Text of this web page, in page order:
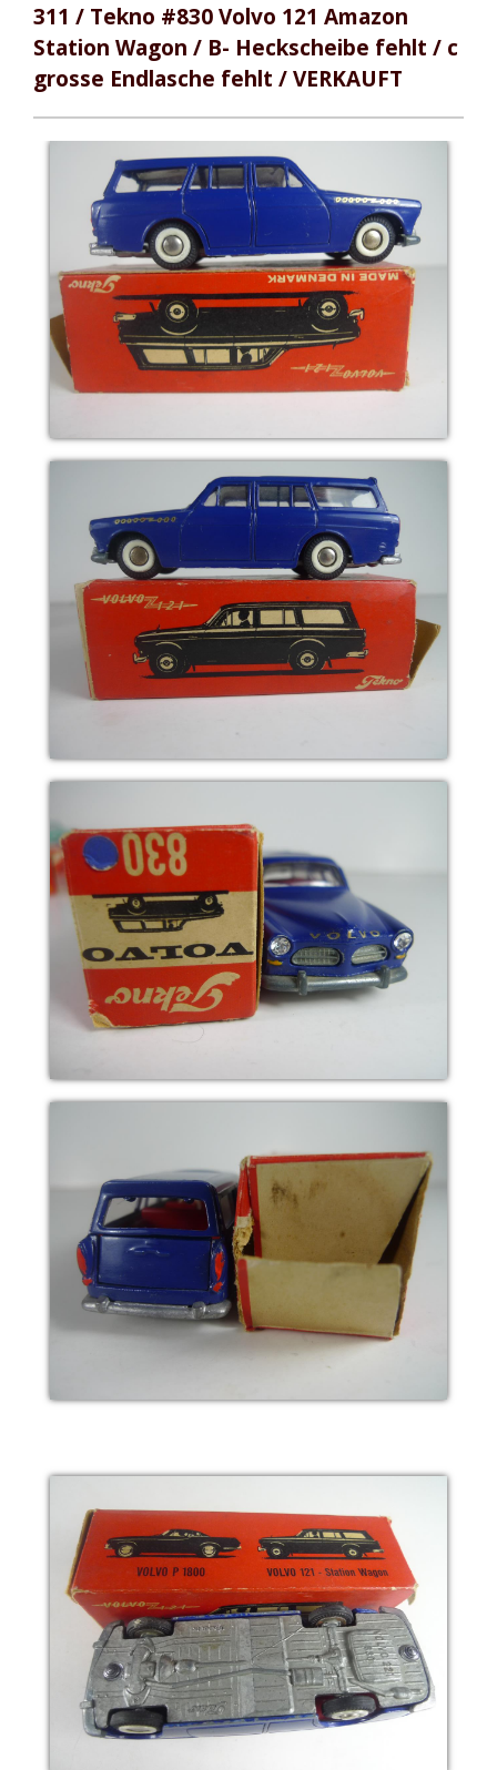
311 / Tekno #830 Volvo 121 Amazon
Station Wagon / B- Heckscheibe fehlt / c
grosse Endlasche fehlt / VERKAUFT